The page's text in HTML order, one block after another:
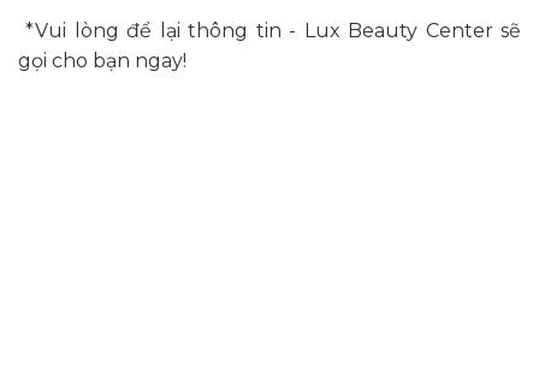
*Vui lòng để lại thông tin - Lux Beauty Center sẽ
gọi cho bạn ngay!